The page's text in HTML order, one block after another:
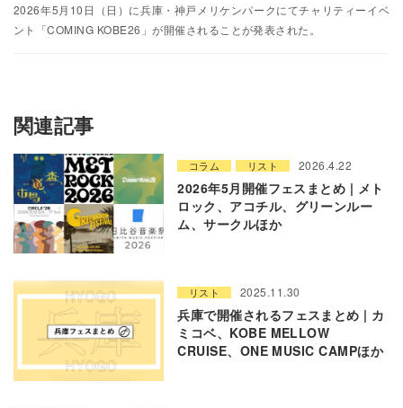
2026年5月10日（日）に兵庫・神戸メリケンパークにてチャリティーイベ
ント「COMING KOBE26」が開催されることが発表された。
関連記事
コラム リスト 2026.4.22
2026年5月開催フェスまとめ | メト
ロック、アコチル、グリーンルー
ム、サークルほか
リスト 2025.11.30
兵庫で開催されるフェスまとめ | カ
ミコベ、KOBE MELLOW
CRUISE、ONE MUSIC CAMPほか